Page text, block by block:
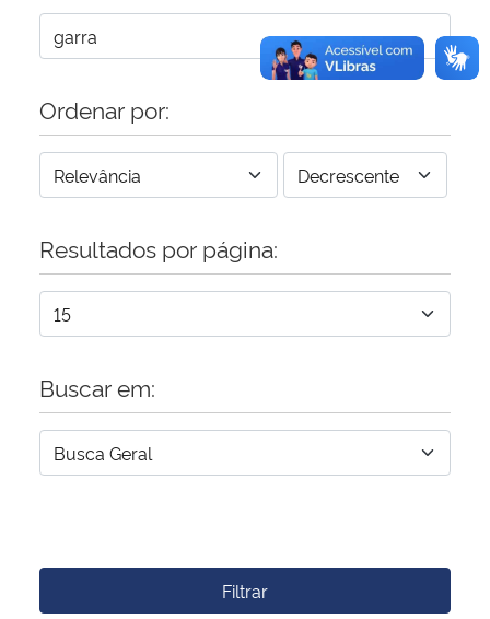
Ordenar por:
Resultados por página:
Buscar em:
Filtrar